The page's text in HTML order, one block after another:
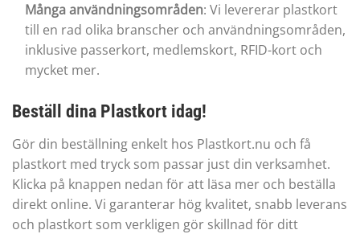
Många användningsområden: Vi levererar plastkort
till en rad olika branscher och användningsområden,
inklusive passerkort, medlemskort, RFID-kort och
mycket mer.
Beställ dina Plastkort idag!
Gör din beställning enkelt hos Plastkort.nu och få
plastkort med tryck som passar just din verksamhet.
Klicka på knappen nedan för att läsa mer och beställa
direkt online. Vi garanterar hög kvalitet, snabb leverans
och plastkort som verkligen gör skillnad för ditt